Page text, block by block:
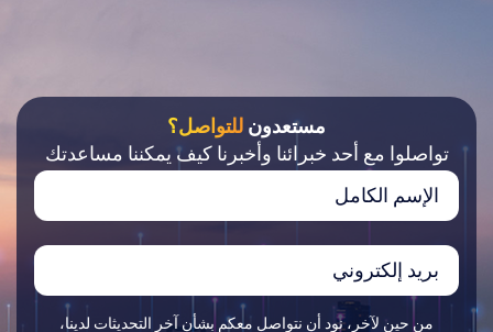
مستعدون للتواصل؟
تواصلوا مع أحد خبرائنا وأخبرنا كيف يمكننا مساعدتك
من حين لآخر، نود أن نتواصل معكم بشأن آخر التحديثات لدينا،